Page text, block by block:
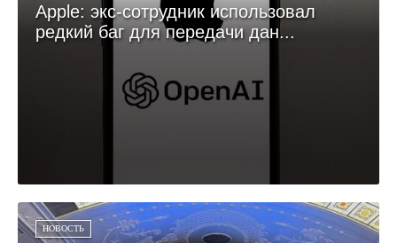
Apple: экс-сотрудник использовал
редкий баг для передачи дан...
НОВОСТЬ